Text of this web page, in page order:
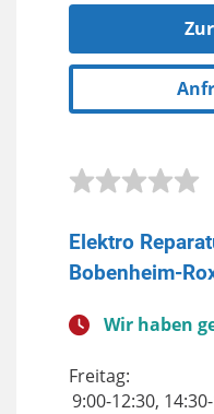
Elektro
Bobenheim-
Wir haben
Freitag:
9:00-12:30,